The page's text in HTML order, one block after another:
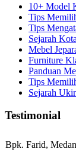
10+ Model
Tips
Tips
Sejarah
Mebel
Furniture
Panduan
Tips
Sejarah
Testimonial
Bpk. Farid,